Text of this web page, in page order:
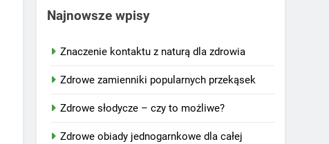
Najnowsze wpisy
Znaczenie kontaktu z naturą dla zdrowia
Zdrowe zamienniki popularnych przekąsek
Zdrowe słodycze – czy to możliwe?
Zdrowe obiady jednogarnkowe dla całej